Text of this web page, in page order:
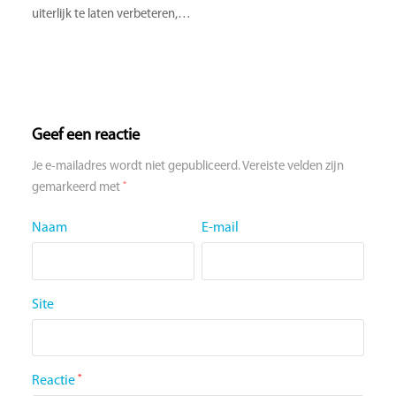
uiterlijk te laten verbeteren,…
Geef een reactie
Je e-mailadres wordt niet gepubliceerd.Vereiste velden zijn
gemarkeerd met *
Naam E-mail
Site
Reactie *